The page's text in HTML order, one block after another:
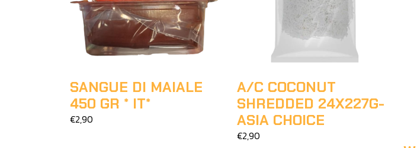
SANGUE DI MAIALE
450 GR * IT*
€2,90
A/C COCONUT
SHREDDED 24X227G-
ASIA CHOICE
€2,90